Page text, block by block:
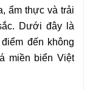
ẩm thực và trải
Dưới đây là
đến không
miền biển Việt